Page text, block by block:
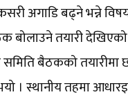
अगाडि बढ्ने भन्ने
बोलाउने तयारी
समिति बैठकको
। स्थानीय तहमा